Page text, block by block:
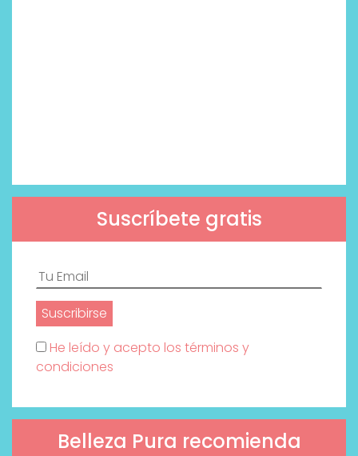
Suscríbete gratis
He leído y acepto los términos y
condiciones
Belleza Pura recomienda